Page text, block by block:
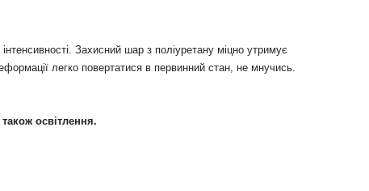
Захисний шар з поліуретану міцно утримує
легко повертатися в первинний стан, не мнучись.
освітлення.